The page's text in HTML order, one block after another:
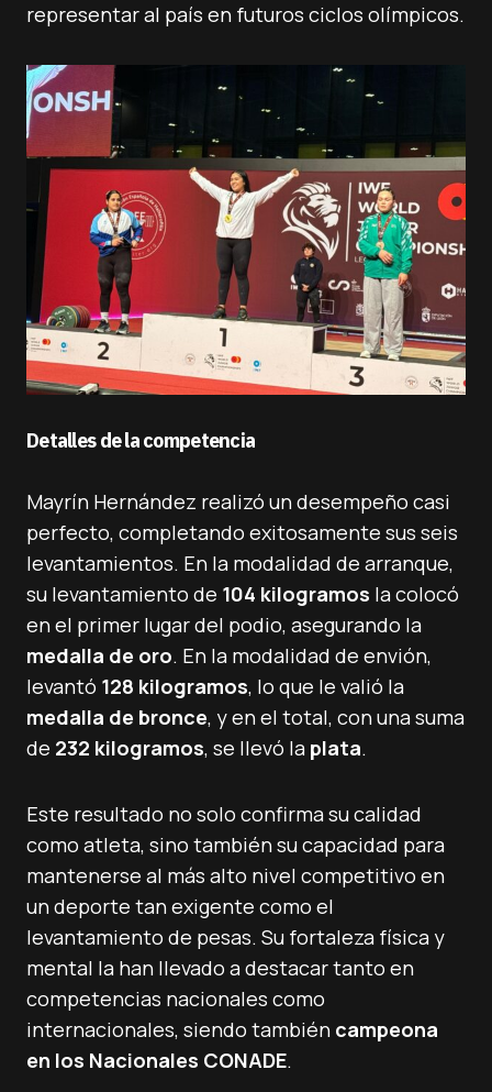
representar al país en futuros ciclos olímpicos.
Detalles de la competencia
Mayrín Hernández realizó un desempeño casi
perfecto, completando exitosamente sus seis
levantamientos. En la modalidad de arranque,
su levantamiento de 104 kilogramos la colocó
en el primer lugar del podio, asegurando la
medalla de oro. En la modalidad de envión,
levantó 128 kilogramos, lo que le valió la
medalla de bronce, y en el total, con una suma
de 232 kilogramos, se llevó la plata.
Este resultado no solo confirma su calidad
como atleta, sino también su capacidad para
mantenerse al más alto nivel competitivo en
un deporte tan exigente como el
levantamiento de pesas. Su fortaleza física y
mental la han llevado a destacar tanto en
competencias nacionales como
internacionales, siendo también campeona
en los Nacionales CONADE.